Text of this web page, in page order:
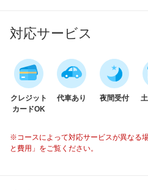
対応サービス
クレジット
カードOK
代車あり 夜間受付
※コースによって対応サービスが異なる
と費用」をご覧ください。